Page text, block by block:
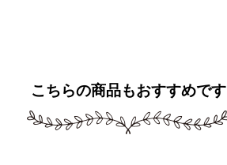
こちらの商品もおすすめです